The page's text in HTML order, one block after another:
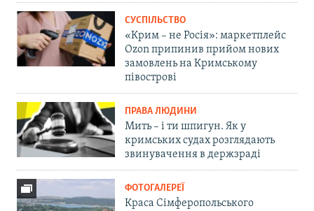
СУСПІЛЬСТВО
«Крим – не Росія»: маркетплейс
Ozon припинив прийом нових
замовлень на Кримському
півострові
ПРАВА ЛЮДИНИ
Мить – і ти шпигун. Як у
кримських судах розглядають
звинувачення в держзраді
ФОТОГАЛЕРЕЇ
Краса Сімферопольського